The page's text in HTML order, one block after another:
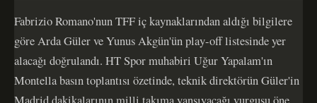
Fabrizio Romano'nun TFF iç kaynaklarından aldığı bilgilere
göre Arda Güler ve Yunus Akgün'ün play-off listesinde yer
alacağı doğrulandı. HT Spor muhabiri Uğur Yapalam'ın
Montella basın toplantısı özetinde, teknik direktörün Güler'in